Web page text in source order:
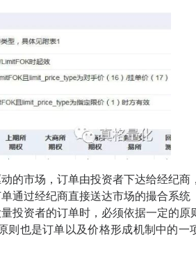
的市场，订单由投资者下达给经纪商
通过经纪商直接送达市场的撮合系统
投资者的订单时，必须依据一定的原
则也是订单以及价格形成机制中的一